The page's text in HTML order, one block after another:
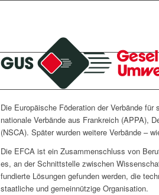
Die Europäische Föderation der Verbände
nationale Verbände aus Frankreich (APPA),
(NSCA). Später wurden weitere Verbände –
Die EFCA ist ein Zusammenschluss von
es, an der Schnittstelle zwischen
fundierte Lösungen gefunden werden, die
staatliche und gemeinnützige Organisation.